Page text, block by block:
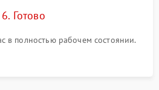
6. Готово
в полностью рабочем состоянии.